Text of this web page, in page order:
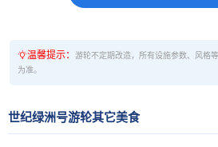
温馨提示：游轮不定期改造，所有设施参数、风格
为准。
世纪绿洲号游轮其它美食